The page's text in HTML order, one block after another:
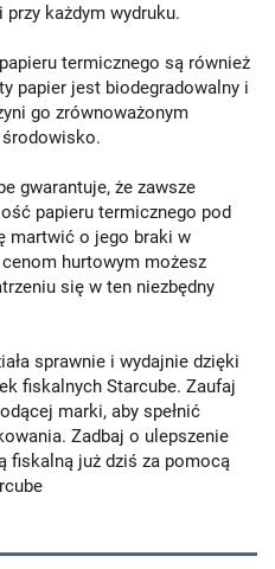
każdym wydruku.
termicznego są również
papier jest biodegradowalny i
go zrównoważonym
gwarantuje, że zawsze
papieru termicznego pod
martwić o jego braki w
hurtowym możesz
się w ten niezbędny
sprawnie i wydajnie dzięki
fiskalnych Starcube. Zaufaj
marki, aby spełnić
Zadbaj o ulepszenie
fiskalną już dziś za pomocą